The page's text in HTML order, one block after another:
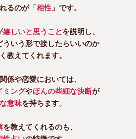
るのが「相性」です。
嬉しいと思うことを説明し、
ういう形で接したらいいのか
教えてくれます。
係や恋愛においては、
ミングやほんの些細な決断が
意味を持ちます。
を教えてくれるのも、